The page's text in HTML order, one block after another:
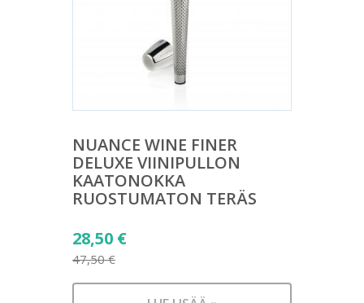
NUANCE WINE FINER
DELUXE VIINIPULLON
KAATONOKKA
RUOSTUMATON TERÄS
47,50€
Alkuperäinen
hinta
oli:
28,50 €
Nykyinen